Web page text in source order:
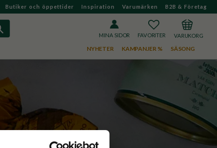
Butiker och öppettider Inspiration Varumärken B2B & Företag
MINA SIDOR
FAVORITERKUNDVAGN
NYHETER KAMPANJER % SÄSONG